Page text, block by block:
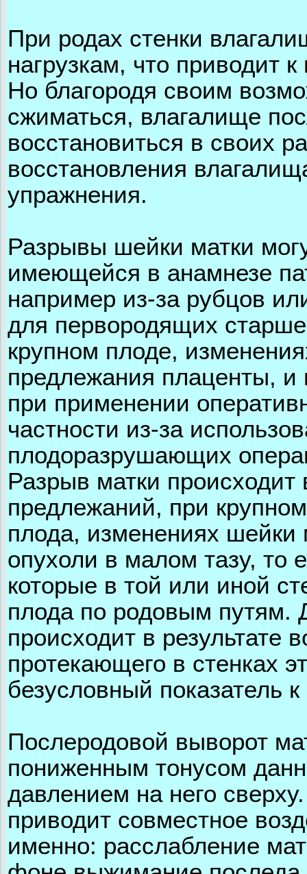
При родах стенки
нагрузкам, что приводит
Но благородя своим
сжиматься, влагалище
восстановиться в своих
восстановления
упражнения.
Разрывы шейки матки
имеющейся в анамнезе
например из-за рубцов
для первородящих
крупном плоде,
предлежания плаценты,
при применении
частности из-за
плодоразрушающих
Разрыв матки происходит
предлежаний, при
плода, изменениях шейки
опухоли в малом тазу, то
которые в той или иной
плода по родовым путям.
происходит в результате
протекающего в стенках
безусловный показатель
Послеродовой выворот
пониженным тонусом
давлением на него
приводит совместное
именно: расслабление